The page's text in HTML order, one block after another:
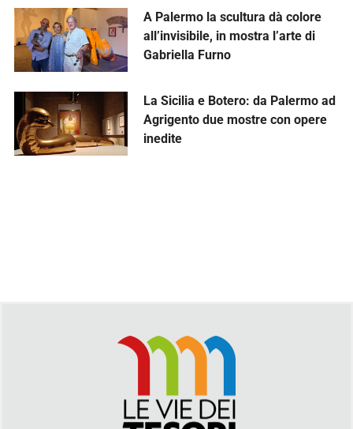
A Palermo la scultura dà colore
all’invisibile, in mostra l’arte di
Gabriella Furno
La Sicilia e Botero: da Palermo ad
Agrigento due mostre con opere
inedite